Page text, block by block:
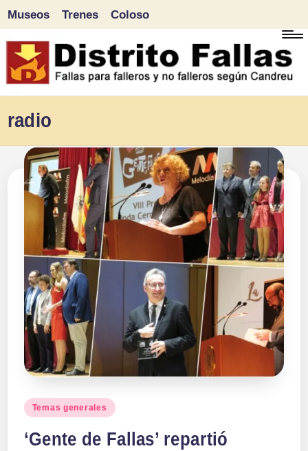
Saltar
al
Museos Trenes Coloso
radio
Publicado
Temas generales
‘Gente de Fallas’ repartió